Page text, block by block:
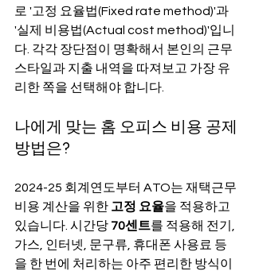
로 '고정 요율법(Fixed rate method)'과
'실제 비용법(Actual cost method)'입니
다. 각각 장단점이 명확해서 본인의 근무
스타일과 지출 내역을 따져보고 가장 유
리한 쪽을 선택해야 합니다.
나에게 맞는 홈 오피스 비용 공제
방법은?
2024-25 회계연도부터 ATO는 재택근무
비용 계산을 위한 고정 요율을 적용하고
있습니다. 시간당 70센트를 적용해 전기,
가스, 인터넷, 문구류, 휴대폰 사용료 등
을 한 번에 처리하는 아주 편리한 방식이